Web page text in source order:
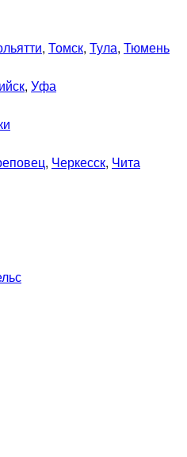
, Томск, Тула, Тюмень
, Уфа
, Черкесск, Чита